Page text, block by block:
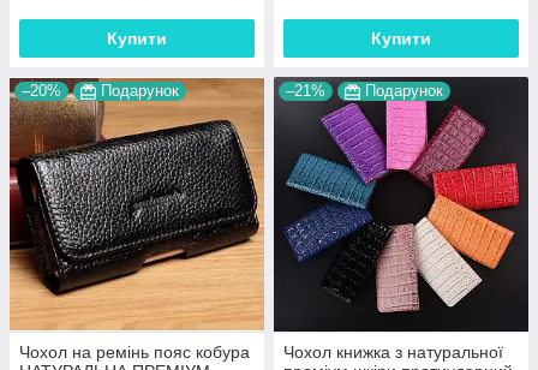
Купити Купити
–20% Подарунок
Чохол на ремінь пояс кобура
–21% Подарунок
Чохол книжка з натуральної